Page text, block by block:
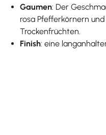
Gaumen: Der
rosa Pfefferkörnern
Trockenfrüchten.
Finish: eine